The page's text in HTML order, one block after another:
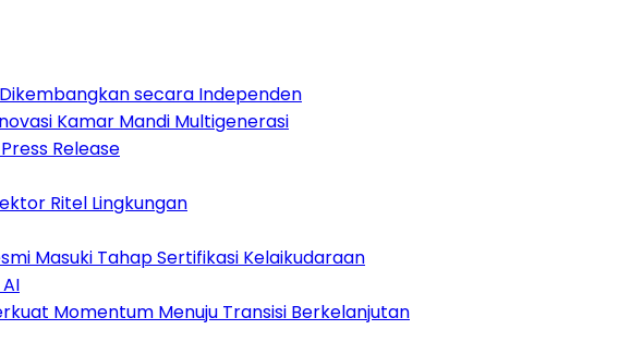
secara Independen
Kamar Mandi Multigenerasi
Release
Ritel Lingkungan
Masuki Tahap Sertifikasi Kelaikudaraan
Momentum Menuju Transisi Berkelanjutan